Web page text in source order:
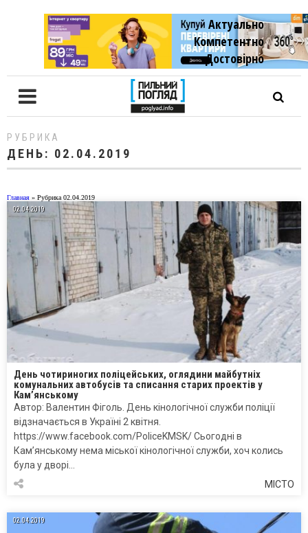
Актуально
Компетентно
Достовiрно
РУБРИКА
ДЕНЬ: 02.04.2019
Главная » Рубрика 02.04.2019
02.04.2019
День чотириногих поліцейських, оглядини майбутніх
комунальних автобусів та списання старих проектів у
Кам’янському
Автор: Валентин Фіголь. День кінологічної служби поліції
відзначається в Україні 2 квітня.
https://www.facebook.com/PoliceKMSK/ Сьогодні в
Кам’янському нема міської кінологічної служби, хоч колись
була у дворі…
МІСТО
02.04.2019